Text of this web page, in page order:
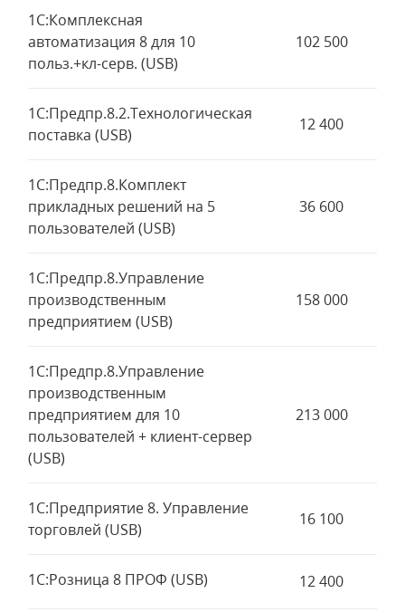
1С:Комплексная
автоматизация 8 для 10
польз.+кл-серв. (USB)
102 500
1С:Предпр.8.2.Технологическая
поставка (USB)
12 400
1С:Предпр.8.Комплект
прикладных решений на 5
пользователей (USB)
36 600
1С:Предпр.8.Управление
производственным
предприятием (USB)
158 000
1С:Предпр.8.Управление
производственным
предприятием для 10
пользователей + клиент-сервер
(USB)
213 000
1С:Предприятие 8. Управление
торговлей (USB)
16 100
1С:Розница 8 ПРОФ (USB) 12 400